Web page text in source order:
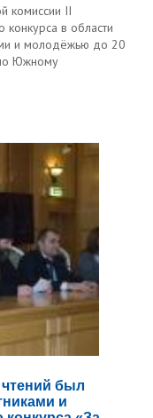
комиссии II
конкурса в области
и молодёжью до 20
Южному
чтений был
и